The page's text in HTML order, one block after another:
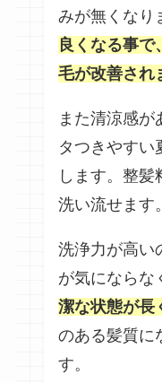
みが無くなり
良くなる事で
毛が改善され
また清涼感が
タつきやすい
します。整髪
洗い流せます。
洗浄力が高い
が気にならな
潔な状態が長
のある髪質に
す。